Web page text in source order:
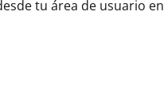
tu área de usuario